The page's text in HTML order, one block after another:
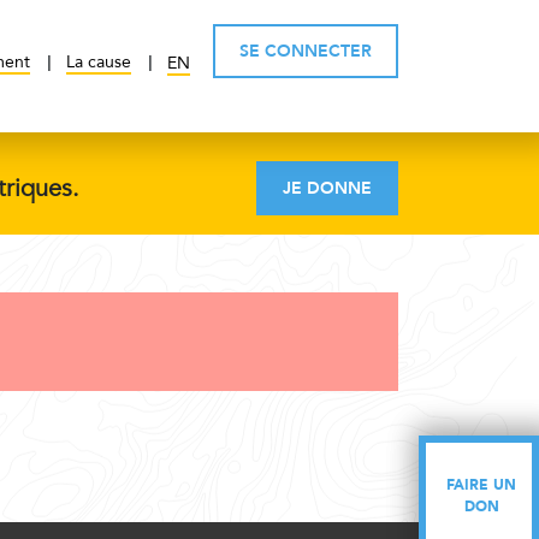
La cause EN
SE CONNECTER
FAIRE UN
DON
JE DONNE
FAIRE UN
DON